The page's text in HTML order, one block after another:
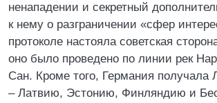
ненападении и секретный
к нему о разграничении «сфер
протоколе настояла советская
оно было проведено по линии рек
Сан. Кроме того, Германия
– Латвию, Эстонию, Финляндию и